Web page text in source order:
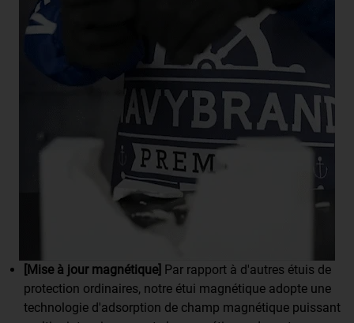
[Mise à jour magnétique] Par rapport à d'autres étuis de
protection ordinaires, notre étui magnétique adopte une
technologie d'adsorption de champ magnétique puissant